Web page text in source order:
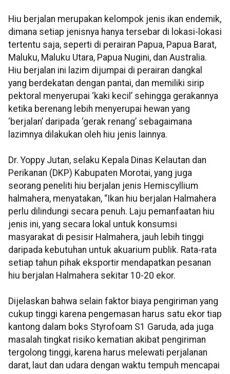
Hiu berjalan merupakan kelompok jenis ikan endemik,
dimana setiap jenisnya hanya tersebar di lokasi-lokasi
tertentu saja, seperti di perairan Papua, Papua Barat,
Maluku, Maluku Utara, Papua Nugini, dan Australia.
Hiu berjalan ini lazim dijumpai di perairan dangkal
yang berdekatan dengan pantai, dan memiliki sirip
pektoral menyerupai ‘kaki kecil’ sehingga gerakannya
ketika berenang lebih menyerupai hewan yang
‘berjalan’ daripada ‘gerak renang’ sebagaimana
lazimnya dilakukan oleh hiu jenis lainnya.
Dr. Yoppy Jutan, selaku Kepala Dinas Kelautan dan
Perikanan (DKP) Kabupaten Morotai, yang juga
seorang peneliti hiu berjalan jenis Hemiscyllium
halmahera, menyatakan, “Ikan hiu berjalan Halmahera
perlu dilindungi secara penuh. Laju pemanfaatan hiu
jenis ini, yang secara lokal untuk konsumsi
masyarakat di pesisir Halmahera, jauh lebih tinggi
daripada kebutuhan untuk akuarium publik. Rata-rata
setiap tahun pihak eksportir mendapatkan pesanan
hiu berjalan Halmahera sekitar 10-20 ekor.
Dijelaskan bahwa selain faktor biaya pengiriman yang
cukup tinggi karena pengemasan harus satu ekor tiap
kantong dalam boks Styrofoam S1 Garuda, ada juga
masalah tingkat risiko kematian akibat pengiriman
tergolong tinggi, karena harus melewati perjalanan
darat, laut dan udara dengan waktu tempuh mencapai